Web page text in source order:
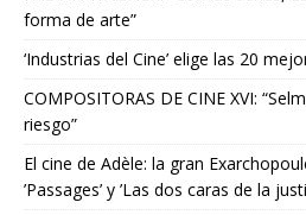
forma de arte”
‘Industrias del Cine’ elige las 20
COMPOSITORAS DE CINE XVI:
riesgo”
El cine de Adèle: la gran
’Passages’ y ’Las dos caras de la